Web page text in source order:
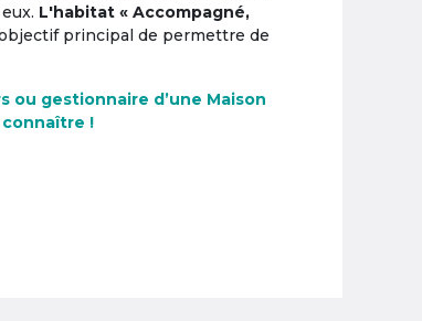
L'habitat « Accompagné,
principal de permettre de
gestionnaire d’une Maison
!